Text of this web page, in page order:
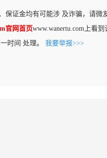
保证金均有可能涉 及诈骗，请微
官网首页www.wanertu.com上看到
时间 处理。 我要举报>>>